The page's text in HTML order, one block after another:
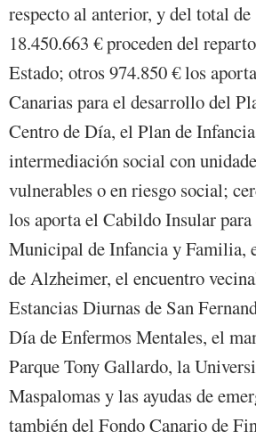
respecto al anterior, y del total de
18.450.663 € proceden del
Estado; otros 974.850 € los
Canarias para el desarrollo del
Centro de Día, el Plan de
intermediación social con
vulnerables o en riesgo social;
los aporta el Cabildo Insular
Municipal de Infancia y Familia,
de Alzheimer, el encuentro
Estancias Diurnas de San
Día de Enfermos Mentales, el
Parque Tony Gallardo, la
Maspalomas y las ayudas de
también del Fondo Canario de